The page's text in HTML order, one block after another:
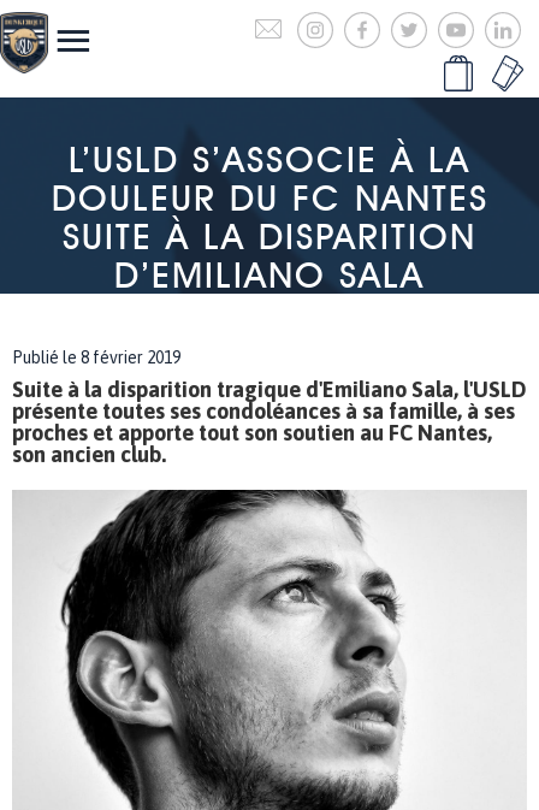
L’USLD S’ASSOCIE À LA
DOULEUR DU FC NANTES
SUITE À LA DISPARITION
D’EMILIANO SALA
Publié le 8 février 2019
Suite à la disparition tragique d'Emiliano Sala, l'USLD
présente toutes ses condoléances à sa famille, à ses
proches et apporte tout son soutien au FC Nantes,
son ancien club.